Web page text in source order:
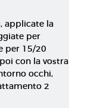
applicate la
per
per 15/20
con la vostra
occhi,
2